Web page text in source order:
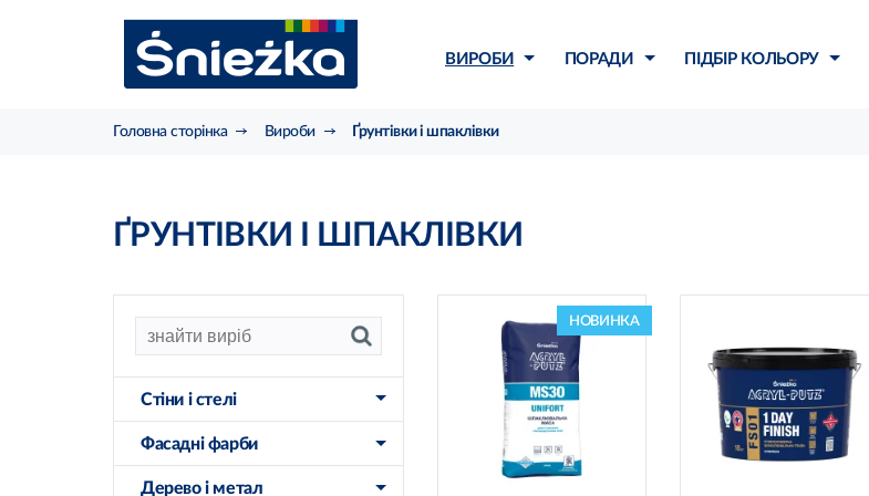
ВИРОБИ ПОРАДИ ПІДБІР КОЛЬОРУ
Головна сторінка Вироби Ґрунтівки і шпаклівки
ҐРУНТІВКИ І ШПАКЛІВКИ
Стіни і стелі
Фасадні фарби
Дерево і метал
НОВИНКА
fiber technology
не потребує
використання
армувальної стрічки
відмінна адгезія до
основи
не тріскає
пластична та міцна